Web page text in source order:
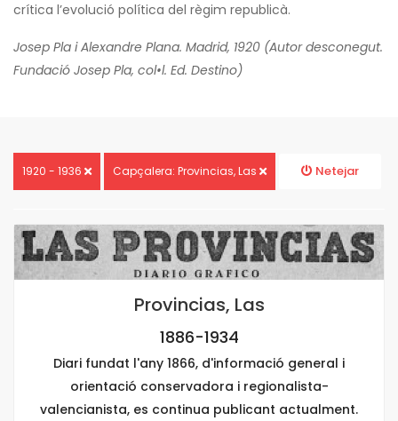
crítica l’evolució política del règim republicà.
Josep Pla i Alexandre Plana. Madrid, 1920 (Autor desconegut.
Fundació Josep Pla, col•l. Ed. Destino)
1920 - 1936 Capçalera: Provincias, Las Netejar
Provincias, Las
1886-1934
Diari fundat l'any 1866, d'informació general i
orientació conservadora i regionalista-
valencianista, es continua publicant actualment.